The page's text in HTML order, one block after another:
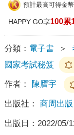
預計最高可得金幣
HAPPY GO享100累
分類： 電子書 ＞
國家考試秘笈
作者： 陳膺宇
出版社： 商周出版
出版日： 2022/05/